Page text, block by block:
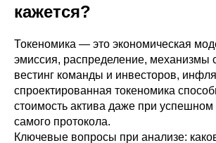
кажется?
Токеномика — это экономическая
эмиссия, распределение, механизмы
вестинг команды и инвесторов,
спроектированная токеномика
стоимость актива даже при успешном
самого протокола.
Ключевые вопросы при анализе: